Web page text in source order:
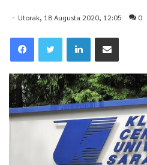
Utorak, 18 Augusta 2020, 12:05 0